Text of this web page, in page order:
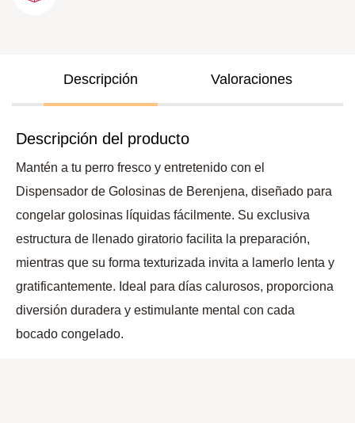
Descripción Valoraciones
Descripción del producto
Mantén a tu perro fresco y entretenido con el
Dispensador de Golosinas de Berenjena, diseñado para
congelar golosinas líquidas fácilmente. Su exclusiva
estructura de llenado giratorio facilita la preparación,
mientras que su forma texturizada invita a lamerlo lenta y
gratificantemente. Ideal para días calurosos, proporciona
diversión duradera y estimulante mental con cada
bocado congelado.